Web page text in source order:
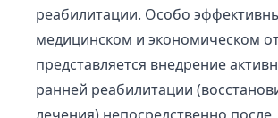
реабилитации. Особо
медицинском и экономическом
представляется внедрение
ранней реабилитации